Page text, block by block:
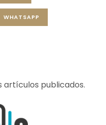
WHATSAPP
artículos publicados.